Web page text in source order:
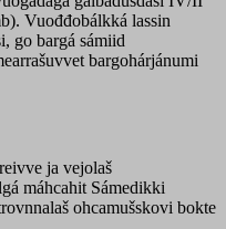
Vuođđobálkká lassin
go bargá sámiid
bargohárjánumi
ja vejolaš
máhcahit Sámedikki
ohcamušskovi bokte